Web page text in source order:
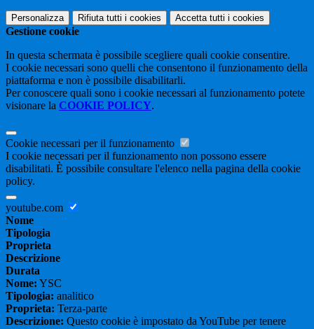
Personalizza Rifiuta tutti i cookies Accetta tutti i cookies
Gestione cookie
In questa schermata è possibile scegliere quali cookie consentire.
I cookie necessari sono quelli che consentono il funzionamento della
piattaforma e non è possibile disabilitarli.
Per conoscere quali sono i cookie necessari al funzionamento potete
visionare la COOKIE POLICY.
Cookie necessari per il funzionamento
I cookie necessari per il funzionamento non possono essere
disabilitati. È possibile consultare l'elenco nella pagina della cookie
policy.
youtube.com
Nome
Tipologia
Proprieta
Descrizione
Durata
Nome: YSC
Tipologia: analitico
Proprieta: Terza-parte
Descrizione: Questo cookie è impostato da YouTube per tenere